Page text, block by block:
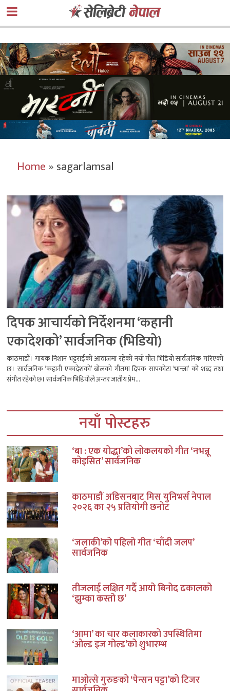
Home»sagarlamsal
दिपक आचार्यको निर्देशनमा ‘कहानी
एकादेशको’ सार्वजनिक (भिडियो)
काठमाडौँ। गायक निशान भट्टराईको आवाजमा रहेको नयाँ गीत भिडियो सार्वजनिक गरिएको
छ। सार्वजनिक ‘कहानी एकादेशको’ बोलको गीतमा दिपक सापकोटा ‘भान्जा’ को शब्द तथा
संगीत रहेको छ। सार्वजनिक भिडियोले अन्तर जातीय प्रेम...
नयाँ पोस्टहरु
‘बा : एक योद्धा’को लोकलयको गीत ‘नभन्नू
कोइसित’ सार्वजनिक
काठमाडौं अडिसनबाट मिस युनिभर्स नेपाल
२०२६ का २५ प्रतियोगी छनोट
‘जलाकी’को पहिलो गीत ‘चाँदी जलप’
सार्वजनिक
तीजलाई लक्षित गर्दै आयो बिनोद ढकालको
‘झुम्का कस्तो छ’
‘आमा’ का चार कलाकारको उपस्थितिमा
‘ओल्ड इज गोल्ड’को शुभारम्भ
माओत्से गुरुङको ‘पेन्सन पट्टा’को टिजर